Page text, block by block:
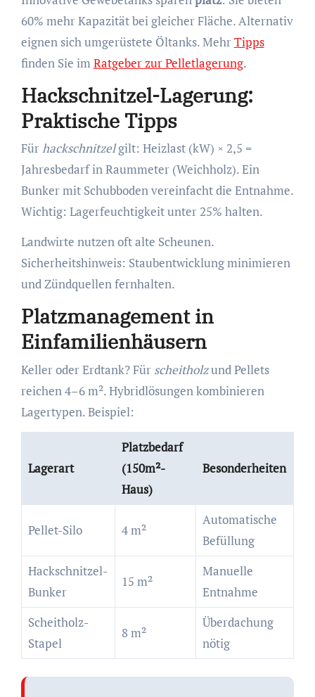
60% mehr Kapazität bei gleicher Fläche. Alternativ
eignen sich umgerüstete Öltanks. MehrTipps
finden Sie imRatgeber zur Pelletlagerung.
Hackschnitzel-Lagerung:
Praktische Tipps
Fürhackschnitzelgilt: Heizlast (kW) × 2,5 =
Jahresbedarf in Raummeter (Weichholz). Ein
Bunker mit Schubboden vereinfacht die Entnahme.
Wichtig: Lagerfeuchtigkeit unter 25% halten.
Landwirte nutzen oft alte Scheunen.
Sicherheitshinweis: Staubentwicklung minimieren
und Zündquellen fernhalten.
Platzmanagement in
Einfamilienhäusern
Keller oder Erdtank? Für scheitholzund Pellets
reichen 4–6 m². Hybridlösungen kombinieren
Lagertypen. Beispiel:
Lagerart
Platzbedarf
(150m²-
Haus)
Besonderheiten
Pellet-Silo 4 m²
Automatische
Befüllung
Hackschnitzel-
Bunker
15 m²
Manuelle
Entnahme
Scheitholz-
Stapel
8 m²
Überdachung
nötig